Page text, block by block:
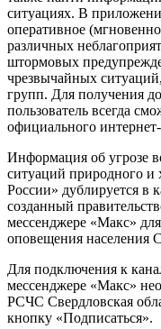
ситуациях. В
оперативное
различных
штормовых
чрезвычайных
групп. Для получения
пользователь всегда
официального
Информация об угрозе
ситуаций природного
России» дублируется в
созданный
мессенджере «Макс»
оповещения населения
Для подключения к
мессенджере «Макс»
РСЧС Свердловская
кнопку «Подписаться».